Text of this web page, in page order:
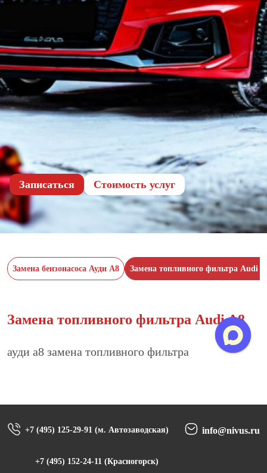
Записаться Cтоимость услуг
Замена бензонасоса Ауди А8 Замена топливного фильтра Audi
Замена топливного фильтра Audi A8
ауди а8 замена топливного фильтра
+7 (495) 125-29-91 (м. Автозаводская)
+7 (495) 152-24-11 (Красногорск)
info@nivus.ru